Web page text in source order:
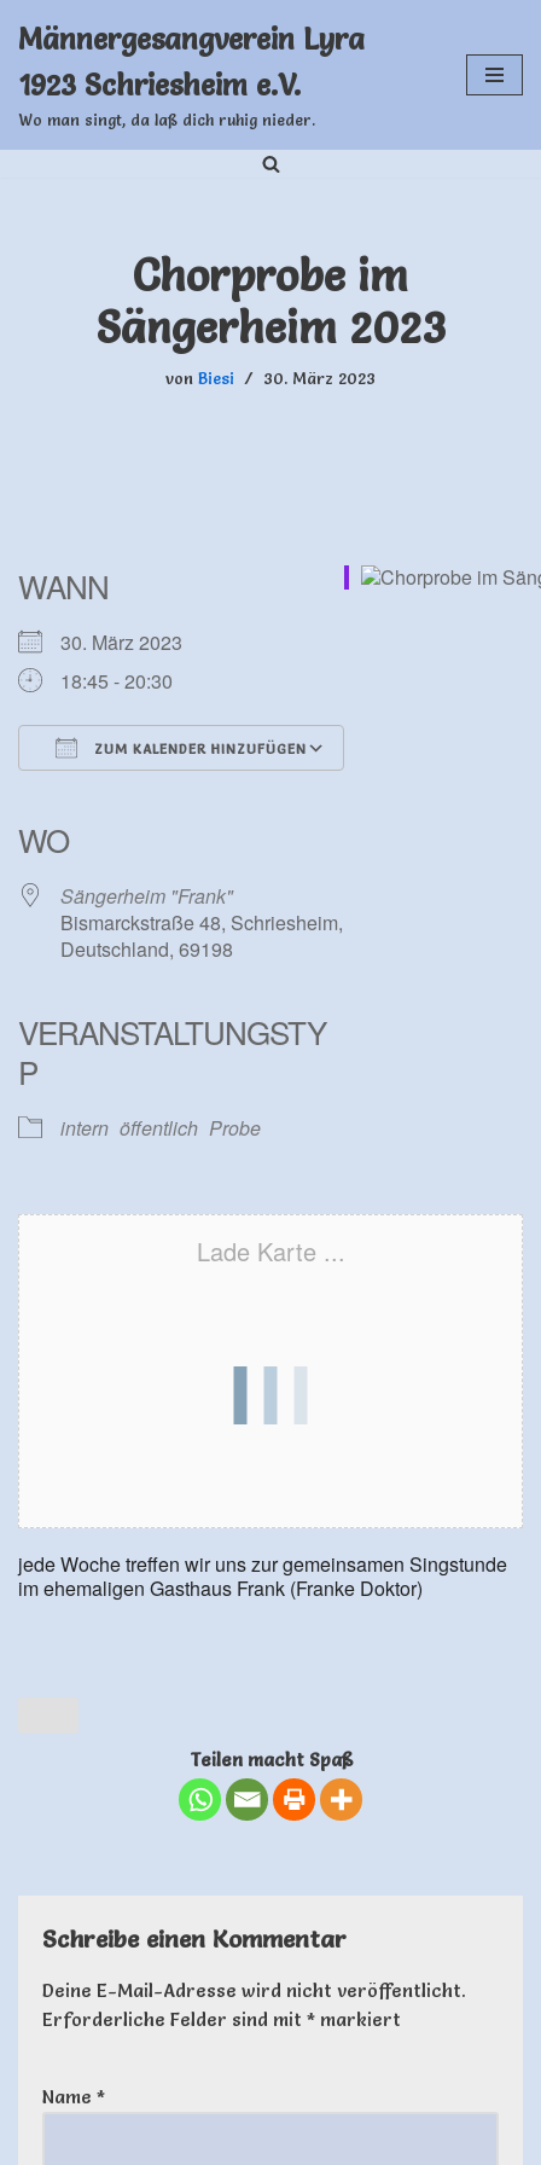
Inhalt
springen
Männergesangverein Lyra
1923 Schriesheim e.V.
Wo man singt, da laß dich ruhig nieder.
Chorprobe im
Sängerheim 2023
von Biesi 30. März 2023
WANN
30. März 2023
18:45 - 20:30
ZUM KALENDER HINZUFÜGEN
WO
Sängerheim "Frank"
Bismarckstraße 48, Schriesheim,
Deutschland, 69198
VERANSTALTUNGSTY
P
intern öffentlich Probe
Lade Karte ...
jede Woche treffen wir uns zur gemeinsamen Singstunde
im ehemaligen Gasthaus Frank (Franke Doktor)
Teilen macht Spaß
Schreibe einen Kommentar
Deine E-Mail-Adresse wird nicht veröffentlicht.
Erforderliche Felder sind mit * markiert
Name *